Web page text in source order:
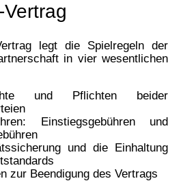
legt die Spielregeln der
in vier wesentlichen
und Pflichten beider
Einstiegsgebühren und
und die Einhaltung
zur Beendigung des Vertrags